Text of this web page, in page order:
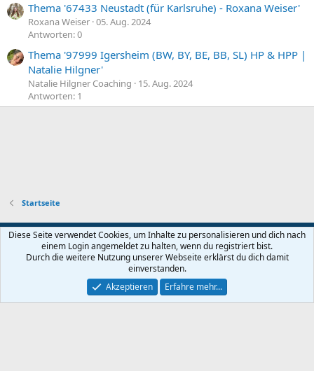
Thema '67433 Neustadt (für Karlsruhe) - Roxana Weiser'
Roxana Weiser 05. Aug. 2024
Antworten: 0
Thema '97999 Igersheim (BW, BY, BE, BB, SL) HP & HPP |
Natalie Hilgner'
Natalie Hilgner Coaching
15. Aug. 2024
Antworten: 1
Startseite
Nutzungsbedingungen Datenschutz Hilfe und Impressum Start
Community platform by XenForo® © 2010-2026 XenForo Ltd.
Diese Seite verwendet Cookies, um Inhalte zu personalisieren und dich nach
einem Login angemeldet zu halten, wenn du registriert bist.
Durch die weitere Nutzung unserer Webseite erklärst du dich damit
einverstanden.
Akzeptieren
Erfahre mehr...